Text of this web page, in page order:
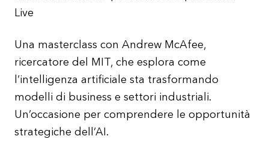
Live
Una masterclass con Andrew McAfee,
ricercatore del MIT, che esplora come
l’intelligenza artificiale sta trasformando
modelli di business e settori industriali.
Un’occasione per comprendere le opportunità
strategiche dell’AI.